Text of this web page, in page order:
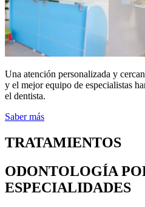
Una atención personalizada y
y el mejor equipo de especialistas
el dentista.
Saber más
TRATAMIENTOS
ODONTOLOGÍA
ESPECIALIDADES